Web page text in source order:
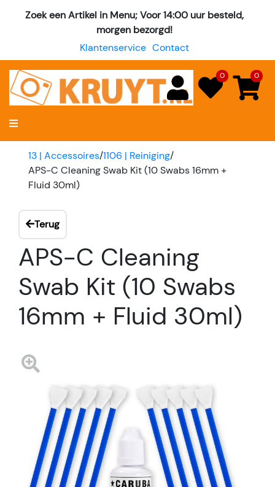
Zoek een Artikel in Menu; Voor 14:00 uur besteld,
morgen bezorgd!
Klantenservice Contact
0 0
13 | Accessoires/1106 | Reiniging/
APS-C Cleaning Swab Kit (10 Swabs 16mm +
Fluid 30ml)
Terug
APS-C Cleaning
Swab Kit (10 Swabs
16mm + Fluid 30ml)